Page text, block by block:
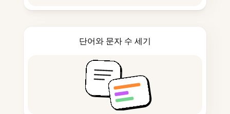
단어와 문자 수 세기